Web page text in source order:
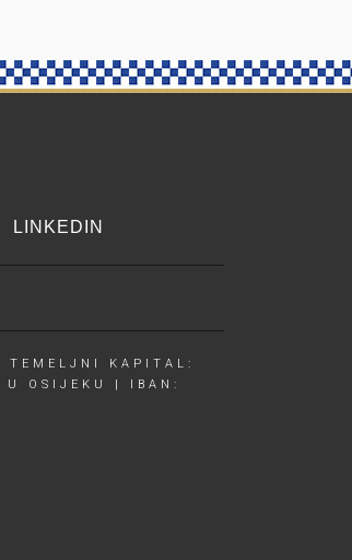
LINKEDIN
KAPITAL:
U OSIJEKU | IBAN: